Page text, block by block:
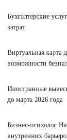
Бухгалтерские
затрат
Виртуальная карта
возможности
Иностранные
до марта 2026 года
Бизнес-психолог
внутренних